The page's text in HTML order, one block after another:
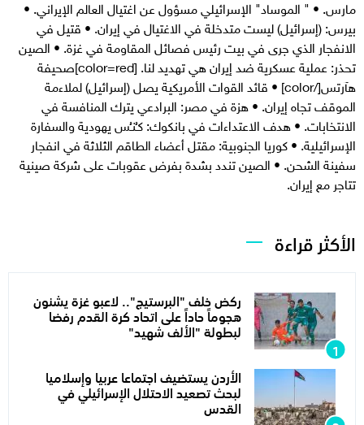
مارس. • " الموساد" الإسرائيلي مسؤول عن اغتيال العالم الإيراني. •
بيرس: (إسرائيل) ليست متدخلة في الاغتيال في إيران. • قتيل في
الانفجار الذي جرى في بيت رئيس فصائل المقاومة في غزة. • الصين
تحذر: عملية عسكرية ضد إيران هي تهديد لنا. [color=red]صحيفة
هآرتس[/color] • قائد القوات الأمريكية يصل (إسرائيل) لملاءمة
الموقف تجاه إيران. • هزة في مصر: البرادعي يترك المنافسة في
الانتخابات. • هدف الاعتداءات في بانكوك: كـُنـُس يهودية والسفارة
الإسرائيلية. • كوريا الجنوبية: مقتل أعضاء الطاقم الثلاثة في انفجار
سفينة الشحن. • الصين تندد بشدة بفرض عقوبات على شركة صينية
تتاجر مع إيران.
الأكثر قراءة
ركض خلف "البرستيج".. لاعبو غزة يشنون
هجوماً حاداً على اتحاد كرة القدم رفضا
لبطولة "الألف شهيد"
الأردن يستضيف اجتماعا عربيا وإسلاميا
لبحث تصعيد الاحتلال الإسرائيلي في
القدس